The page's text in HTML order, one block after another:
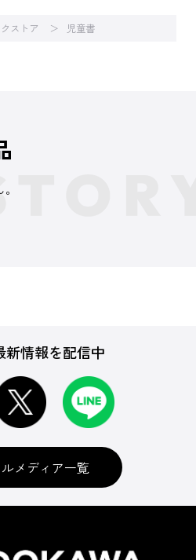
ストア 児童書
新情報を配信中
メディア一覧